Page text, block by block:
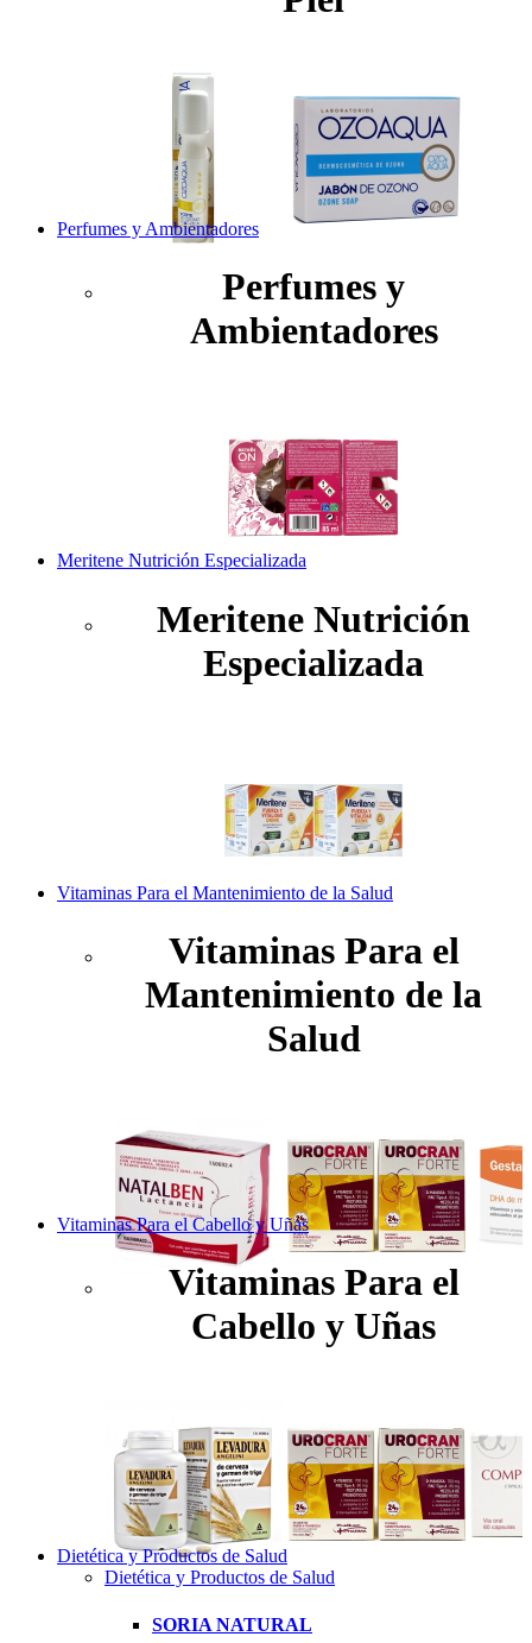
Perfumes y Ambientadores
Perfumes y
Ambientadores
Meritene Nutrición Especializada
Meritene Nutrición
Especializada
Vitaminas Para el Mantenimiento de la Salud
Vitaminas Para el
Mantenimiento de la
Salud
Vitaminas Para el Cabello y Uñas
Vitaminas Para el
Cabello y Uñas
Dietética y Productos de Salud
Dietética y Productos de Salud
SORIA NATURAL